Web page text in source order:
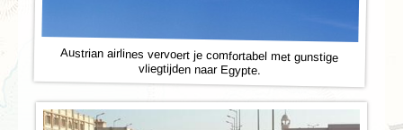
Austrian airlines vervoert je comfortabel met gunstige
vliegtijden naar Egypte.